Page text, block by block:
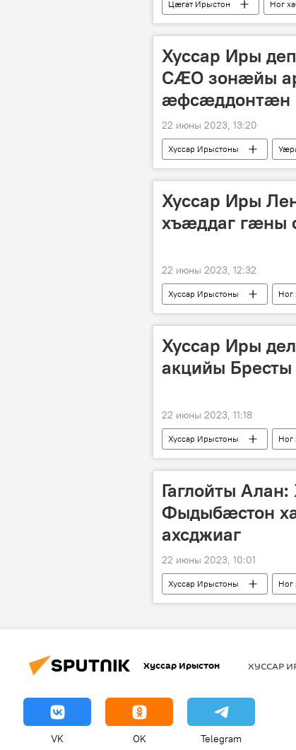
Цӕгат Ирыстон Ног
Хуссар Иры
СÆО зонæйы
æфсæддонтæн
22 июны 2023, 13:20
Хуссар Ирыстоны
Ног хабӕрттӕ
Хуссар Иры
хъæддаг
22 июны 2023, 12:32
Хуссар Ирыстоны Ног
Хуссар Иры
акцийы Бресты
22 июны 2023, 11:18
Хуссар Ирыстоны Ног
Гаглойты
Фыдыбæстон
ахсджиаг
22 июны 2023, 10:01
Хуссар Ирыстоны Ног
Хуссар Ирыстон ХУССАР
VK OK Telegram